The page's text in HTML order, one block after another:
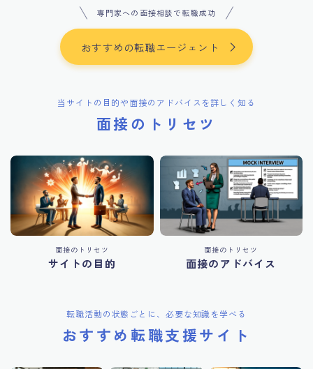
専門家への面接相談で転職成功
おすすめの転職エージェント
当サイトの目的や面接のアドバイスを詳しく知る
面接のトリセツ
面接のトリセツ
サイトの目的
面接のトリセツ
面接のアドバイス
転職活動の状態ごとに、必要な知識を学べる
おすすめ転職支援サイト